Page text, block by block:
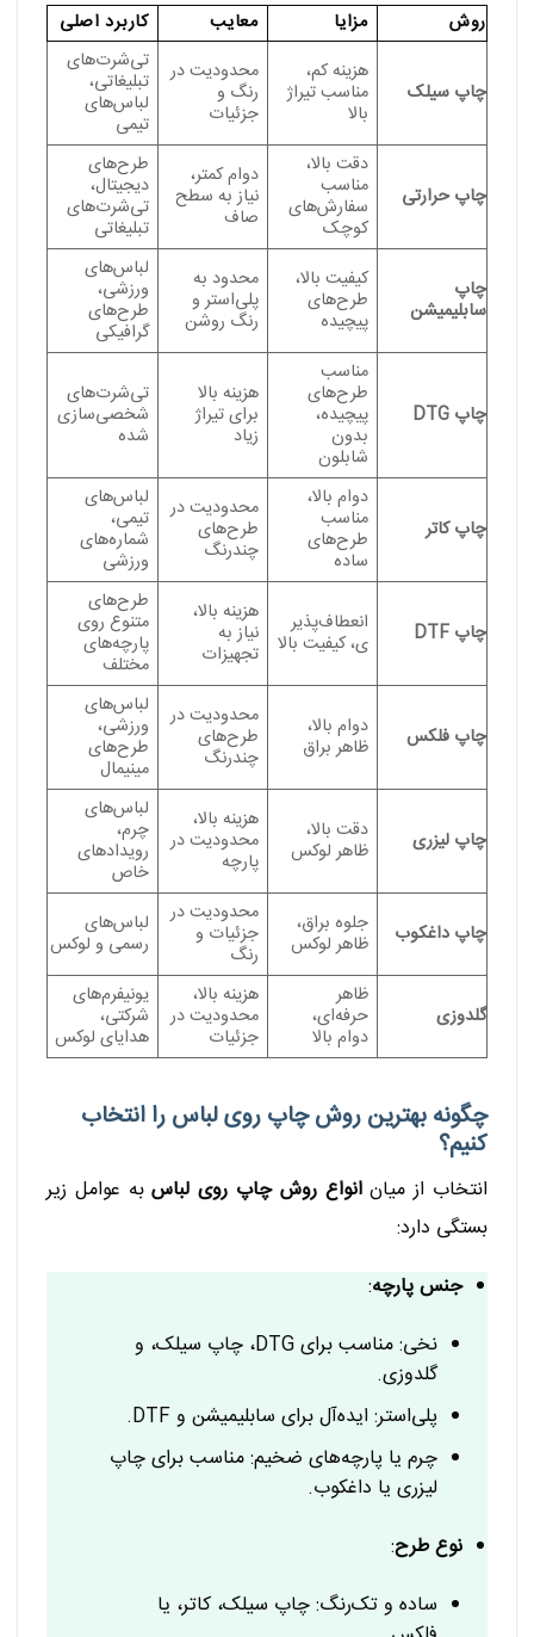
روش مزایا معایب کاربرد اصلی
چاپ سیلک
هزینه کم،
مناسب تیراژ
بالا
محدودیت در
رنگ و
جزئیات
تی‌شرت‌های
تبلیغاتی،
لباس‌های
تیمی
چاپ حرارتی
دقت بالا،
مناسب
سفارش‌های
کوچک
دوام کمتر،
نیاز به سطح
صاف
طرح‌های
دیجیتال،
تی‌شرت‌های
تبلیغاتی
چاپ
سابلیمیشن
کیفیت بالا،
طرح‌های
پیچیده
محدود به
پلی‌استر و
رنگ روشن
لباس‌های
ورزشی،
طرح‌های
گرافیکی
چاپ DTG
مناسب
طرح‌های
پیچیده،
بدون
شابلون
هزینه بالا
برای تیراژ
زیاد
تی‌شرت‌های
شخصی‌سازی‌
شده
چاپ کاتر
دوام بالا،
مناسب
طرح‌های
ساده
محدودیت در
طرح‌های
چندرنگ
لباس‌های
تیمی،
شماره‌های
ورزشی
چاپ DTF انعطاف‌پذیر
ی، کیفیت بالا
هزینه بالا،
نیاز به
تجهیزات
طرح‌های
متنوع روی
پارچه‌های
مختلف
چاپ فلکس دوام بالا،
ظاهر براق
محدودیت در
طرح‌های
چندرنگ
لباس‌های
ورزشی،
طرح‌های
مینیمال
چاپ لیزری دقت بالا،
ظاهر لوکس
هزینه بالا،
محدودیت در
پارچه
لباس‌های
چرم،
رویدادهای
خاص
چاپ داغکوب جلوه براق،
ظاهر لوکس
محدودیت در
جزئیات و
رنگ
لباس‌های
رسمی و لوکس
گلدوزی
ظاهر
حرفه‌ای،
دوام بالا
هزینه بالا،
محدودیت در
جزئیات
یونیفرم‌های
شرکتی،
هدایای لوکس
چگونه بهترین روش چاپ روی لباس را انتخاب
کنیم؟
انتخاب از میانانواع روش چاپ روی لباسبه عوامل زیر
بستگی دارد:
جنس پارچه:
نخی: مناسب برای DTG، چاپ سیلک، و
گلدوزی.
پلی‌استر: ایده‌آل برای سابلیمیشن و DTF.
چرم یا پارچه‌های ضخیم: مناسب برای چاپ
لیزری یا داغکوب.
نوع طرح:
ساده و تک‌رنگ: چاپ سیلک، کاتر، یا